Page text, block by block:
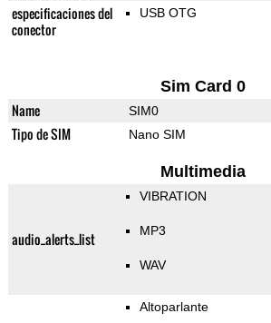
especificaciones del
conector
USB OTG
Sim Card 0
Name SIM0
Tipo de SIM Nano SIM
Multimedia
audio_alerts_list
VIBRATION
MP3
WAV
Altoparlante